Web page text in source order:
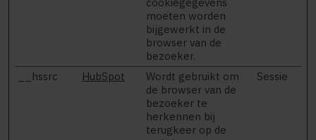
moeten worden
bijgewerkt in de
browser van de
bezoeker.
__hssrc HubSpot
Wordt gebruikt om
de browser van de
bezoeker te
herkennen bij
terugkeer op de
Sessie